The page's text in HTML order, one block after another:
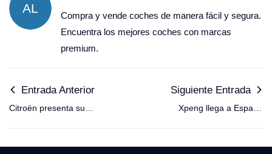
AL
Compra y vende coches de manera fácil y segura.
Encuentra los mejores coches con marcas
premium.
Entrada Anterior
Citroën presenta su
Siguiente Entrada
Xpeng llega a España